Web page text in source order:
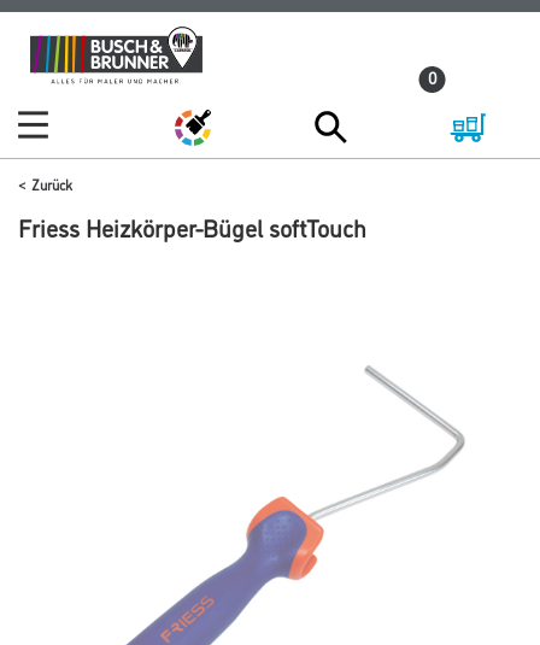
Zum
Inhalt
Zum
Navigationsmenü
0
Zurück
Friess Heizkörper-Bügel softTouch